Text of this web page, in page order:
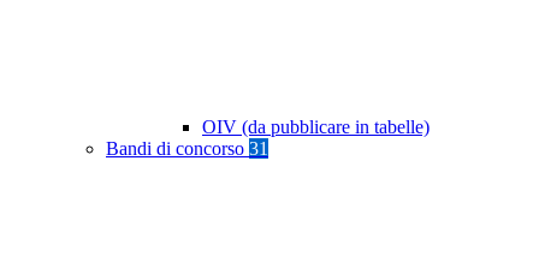
OIV (da pubblicare in tabelle)
Bandi di concorso 31